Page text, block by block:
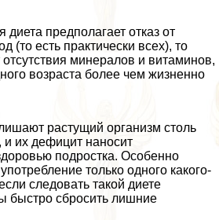
диета предполагает отказ от
(то есть пpaктически всех), то
отсутствия минералов и витаминов,
возраста более чем жизненно
растущий организм столь
их дефицит наносит
подростка. Особенно
только одного какого-
следовать такой диете
быстро сбросить лишние